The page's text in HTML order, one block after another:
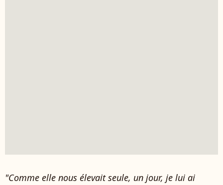
"Comme elle nous élevait seule, un jour, je lui ai